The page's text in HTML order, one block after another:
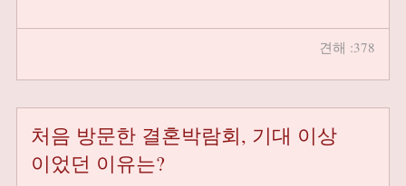
견해 :378
처음 방문한 결혼박람회, 기대 이상
이었던 이유는?